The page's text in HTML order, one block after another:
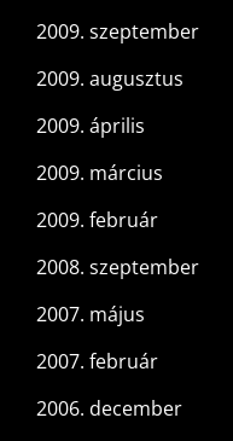
2009. szeptember
2009. augusztus
2009. április
2009. március
2009. február
2008. szeptember
2007. május
2007. február
2006. december